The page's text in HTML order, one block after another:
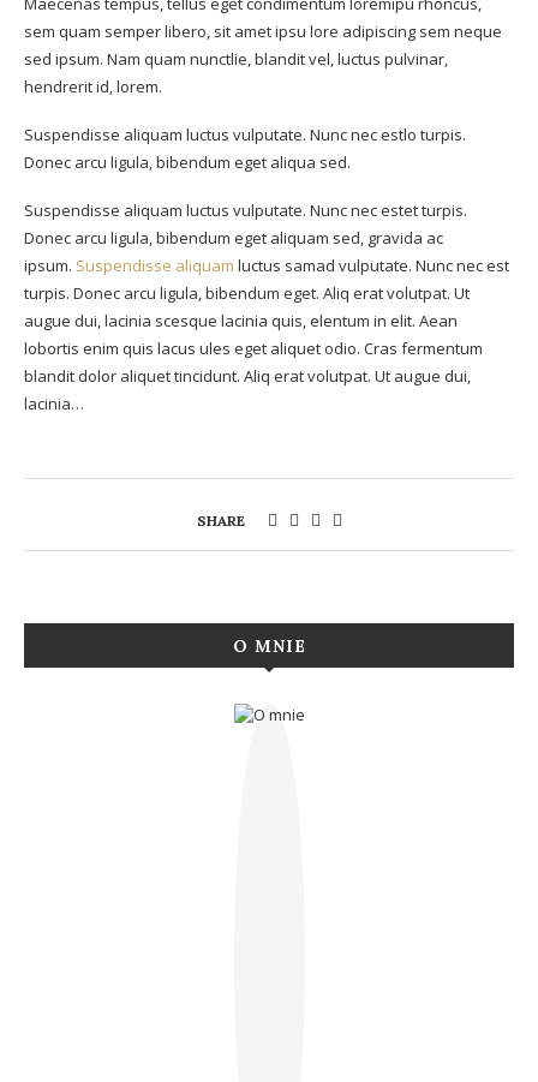
sem quam semper libero, sit amet ipsu lore adipiscing sem neque
sed ipsum. Nam quam nunctlie, blandit vel, luctus pulvinar,
hendrerit id, lorem.
Suspendisse aliquam luctus vulputate. Nunc nec estlo turpis.
Donec arcu ligula, bibendum eget aliqua sed.
Suspendisse aliquam luctus vulputate. Nunc nec estet turpis.
Donec arcu ligula, bibendum eget aliquam sed, gravida ac
ipsum. Suspendisse aliquam luctus samad vulputate. Nunc nec est
turpis. Donec arcu ligula, bibendum eget. Aliq erat volutpat. Ut
augue dui, lacinia scesque lacinia quis, elentum in elit. Aean
lobortis enim quis lacus ules eget aliquet odio. Cras fermentum
blandit dolor aliquet tincidunt. Aliq erat volutpat. Ut augue dui,
lacinia…
SHARE
O MNIE